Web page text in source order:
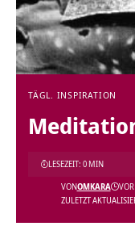
TÄGL. INSPIRATION
ZULETZT
VONOMKARA
LESEZEIT: 0 MIN